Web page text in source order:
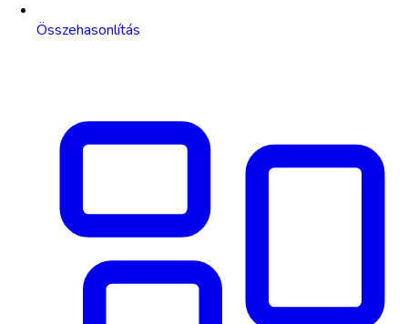
Összehasonlítás